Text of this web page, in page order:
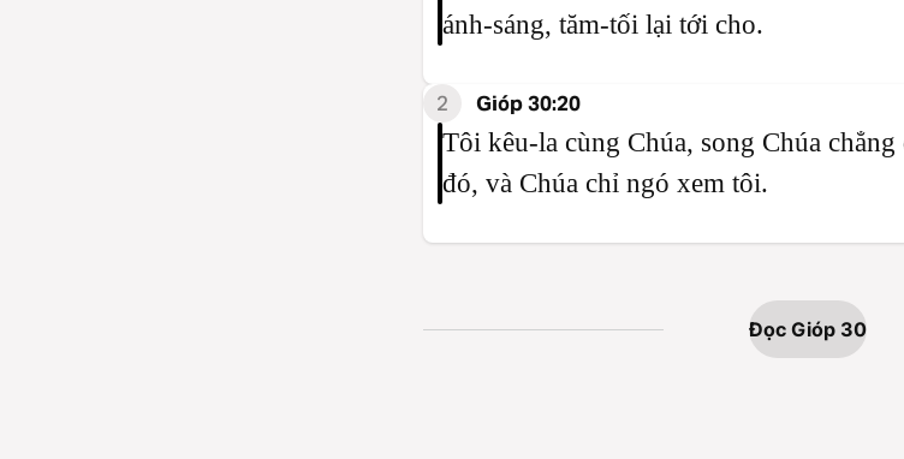
ánh-sáng, tăm-tối lại tới cho.
2 Gióp 30:20
Tôi kêu-la cùng Chúa, song Chúa
đó, và Chúa chỉ ngó xem tôi.
Đọc Gióp 30